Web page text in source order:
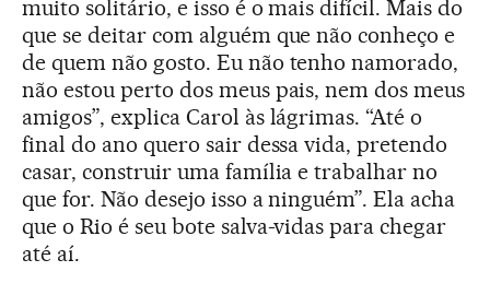
muito solitário, e isso é o mais difícil. Mais do
que se deitar com alguém que não conheço e
de quem não gosto. Eu não tenho namorado,
não estou perto dos meus pais, nem dos meus
amigos”, explica Carol às lágrimas. “Até o
final do ano quero sair dessa vida, pretendo
casar, construir uma família e trabalhar no
que for. Não desejo isso a ninguém”. Ela acha
que o Rio é seu bote salva-vidas para chegar
até aí.